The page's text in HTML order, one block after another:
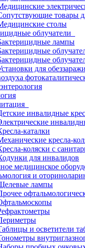
товары
столы
облучатели
лампы
для
инвалидные
каталки
кресла-
коляски с
для инвалидов
медицинское
и
лампы
и осветители